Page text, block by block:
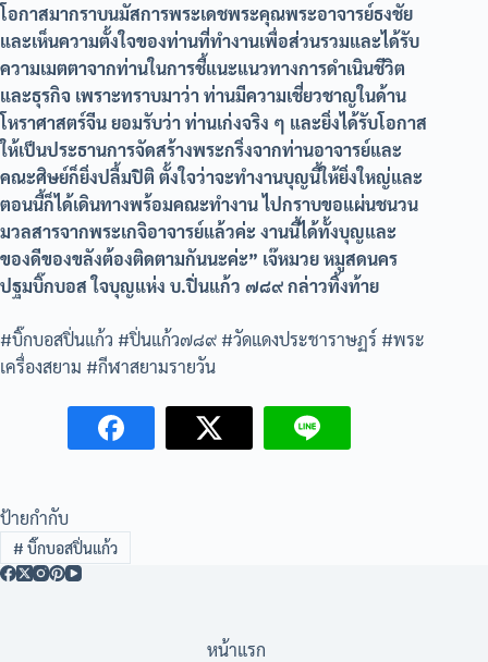
โอกาสมากราบนมัสการพระเดชพระคุณพระอาจารย์ธงชัย
และเห็นความตั้งใจของท่านที่ทำงานเพื่อส่วนรวมและได้รับ
ความเมตตาจากท่านในการชี้แนะแนวทางการดำเนินชีวิต
และธุรกิจ เพราะทราบมาว่า ท่านมีความเชี่ยวชาญในด้าน
โหราศาสตร์จีน ยอมรับว่า ท่านเก่งจริง ๆ และยิ่งได้รับโอกาส
ให้เป็นประธานการจัดสร้างพระกริ่งจากท่านอาจารย์และ
คณะศิษย์ก็ยิ่งปลื้มปิติ ตั้งใจว่าจะทำงานบุญนี้ให้ยิ่งใหญ่และ
ตอนนี้ก็ได้เดินทางพร้อมคณะทำงาน ไปกราบขอแผ่นชนวน
มวลสารจากพระเกจิอาจารย์แล้วค่ะ งานนี้ได้ทั้งบุญและ
ของดีของขลังต้องติดตามกันนะค่ะ” เจ๊หมวย หมูสดนคร
ปฐมบิ๊กบอส ใจบุญแห่ง บ.ปิ่นแก้ว ๗๘๙ กล่าวทิ้งท้าย
#บิ๊กบอสปิ่นแก้ว #ปิ่นแก้ว๗๘๙ #วัดแดงประชาราษฏร์ #พระ
เครื่องสยาม #กีฬาสยามรายวัน
ป้ายกำกับ
# บิ๊กบอสปิ่นแก้ว
หน้าแรก